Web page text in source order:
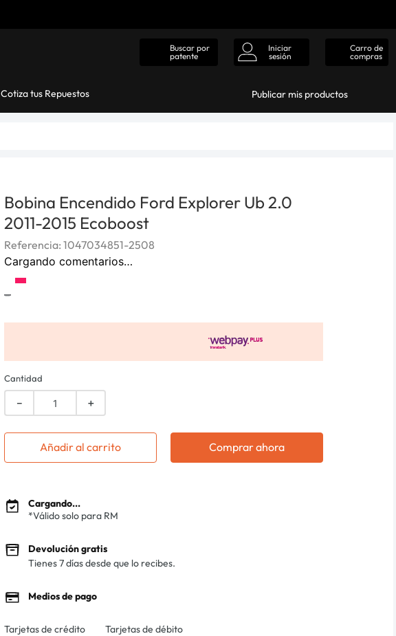
Buscar por
patente
Iniciar
sesión
Carro de
compras
Cotiza tus Repuestos Publicar mis productos
Bobina Encendido Ford Explorer Ub 2.0
2011-2015 Ecoboost
Referencia: 1047034851-2508
Cargando comentarios…
-
Cantidad
＋
－
Añadir al carrito Comprar ahora
Cargando...
*Válido solo para RM
Devolución gratis
Tienes 7 días desde que lo recibes.
Medios de pago
Tarjetas de crédito Tarjetas de débito